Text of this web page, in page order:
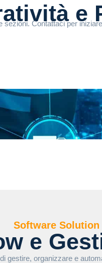
e
Contattaci per
Software Solution
e
gestire, organizzare e